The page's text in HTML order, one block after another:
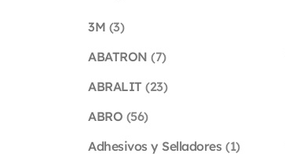
3M (3)
ABATRON (7)
ABRALIT (23)
ABRO (56)
Adhesivos y Selladores (1)